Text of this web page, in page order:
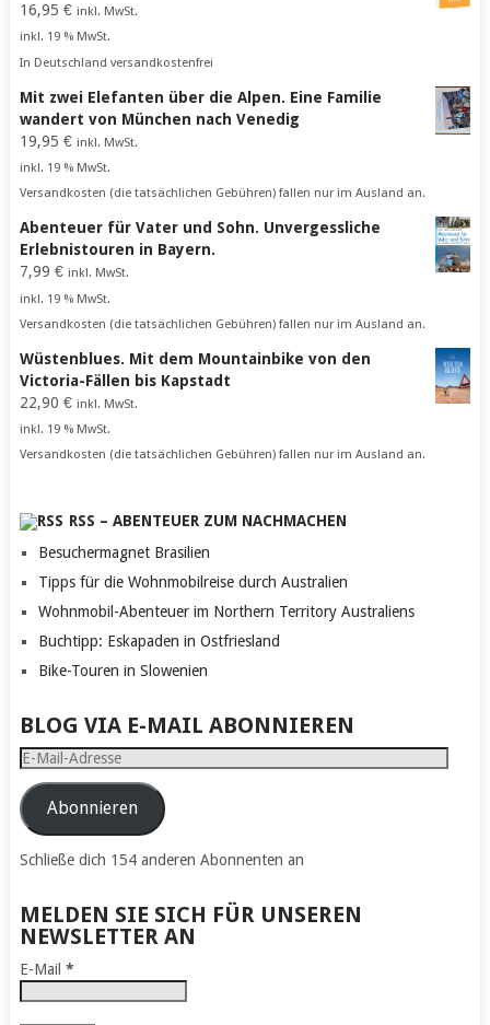
16,95 € inkl. MwSt.
inkl. 19 % MwSt.
In Deutschland versandkostenfrei
Mit zwei Elefanten über die Alpen. Eine Familie
wandert von München nach Venedig
19,95 € inkl. MwSt.
inkl. 19 % MwSt.
Versandkosten (die tatsächlichen Gebühren) fallen nur im Ausland an.
Abenteuer für Vater und Sohn. Unvergessliche
Erlebnistouren in Bayern.
7,99 € inkl. MwSt.
inkl. 19 % MwSt.
Versandkosten (die tatsächlichen Gebühren) fallen nur im Ausland an.
Wüstenblues. Mit dem Mountainbike von den
Victoria-Fällen bis Kapstadt
22,90 € inkl. MwSt.
inkl. 19 % MwSt.
Versandkosten (die tatsächlichen Gebühren) fallen nur im Ausland an.
RSS – ABENTEUER ZUM NACHMACHEN
Besuchermagnet Brasilien
Tipps für die Wohnmobilreise durch Australien
Wohnmobil-Abenteuer im Northern Territory Australiens
Buchtipp: Eskapaden in Ostfriesland
Bike-Touren in Slowenien
BLOG VIA E-MAIL ABONNIEREN
E-
Mail-
AdresseAbonnieren
Schließe dich 154 anderen Abonnenten an
MELDEN SIE SICH FÜR UNSEREN
NEWSLETTER AN
E-Mail *